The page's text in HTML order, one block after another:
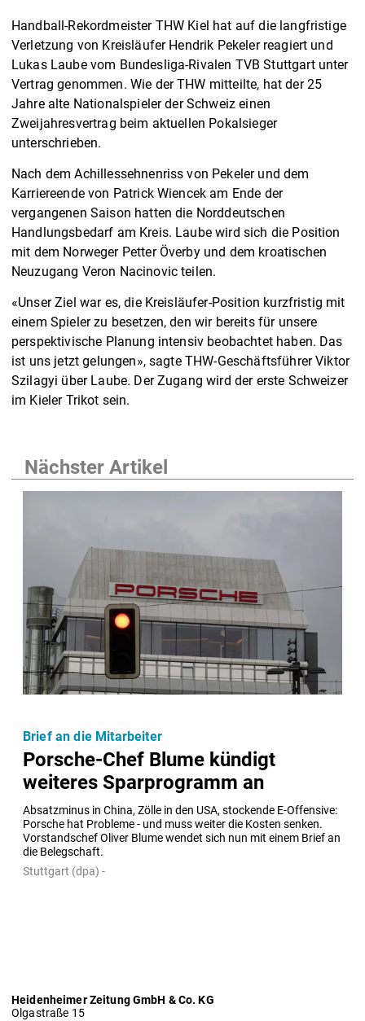
Handball-Rekordmeister THW Kiel hat auf die langfristige
Verletzung von Kreisläufer Hendrik Pekeler reagiert und
Lukas Laube vom Bundesliga-Rivalen TVB Stuttgart unter
Vertrag genommen. Wie der THW mitteilte, hat der 25
Jahre alte Nationalspieler der Schweiz einen
Zweijahresvertrag beim aktuellen Pokalsieger
unterschrieben.
Nach dem Achillessehnenriss von Pekeler und dem
Karriereende von Patrick Wiencek am Ende der
vergangenen Saison hatten die Norddeutschen
Handlungsbedarf am Kreis. Laube wird sich die Position
mit dem Norweger Petter Överby und dem kroatischen
Neuzugang Veron Nacinovic teilen.
«Unser Ziel war es, die Kreisläufer-Position kurzfristig mit
einem Spieler zu besetzen, den wir bereits für unsere
perspektivische Planung intensiv beobachtet haben. Das
ist uns jetzt gelungen», sagte THW-Geschäftsführer Viktor
Szilagyi über Laube. Der Zugang wird der erste Schweizer
im Kieler Trikot sein.
Nächster Artikel
Porsche-Chef Blume kündigt
weiteres Sparprogramm an
Absatzminus in China, Zölle in den USA, stockende E-Offensive:
Porsche hat Probleme - und muss weiter die Kosten senken.
Vorstandschef Oliver Blume wendet sich nun mit einem Brief an
die Belegschaft.
Brief an die Mitarbeiter
Stuttgart (dpa) -
Heidenheimer Zeitung GmbH & Co. KG
Olgastraße 15